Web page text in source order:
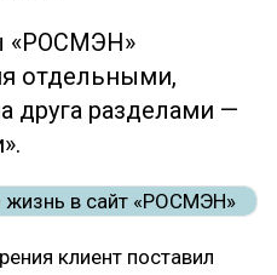
«РОСМЭН»
отдельными,
друга разделами —
клиент поставил